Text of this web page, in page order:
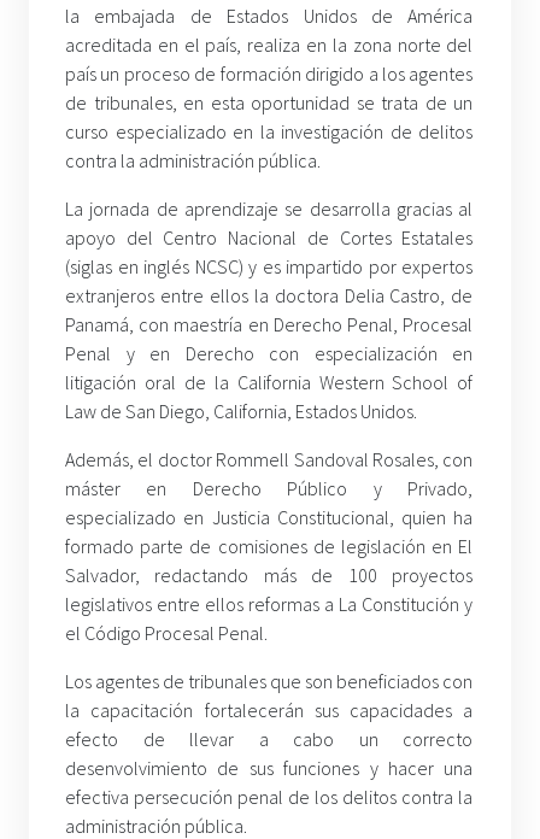
la embajada de Estados Unidos de América
acreditada en el país, realiza en la zona norte del
país un proceso de formación dirigido a los agentes
de tribunales, en esta oportunidad se trata de un
curso especializado en la investigación de delitos
contra la administración pública.
La jornada de aprendizaje se desarrolla gracias al
apoyo del Centro Nacional de Cortes Estatales
(siglas en inglés NCSC) y es impartido por expertos
extranjeros entre ellos la doctora Delia Castro, de
Panamá, con maestría en Derecho Penal, Procesal
Penal y en Derecho con especialización en
litigación oral de la California Western School of
Law de San Diego, California, Estados Unidos.
Además, el doctor Rommell Sandoval Rosales, con
máster en Derecho Público y Privado,
especializado en Justicia Constitucional, quien ha
formado parte de comisiones de legislación en El
Salvador, redactando más de 100 proyectos
legislativos entre ellos reformas a La Constitución y
el Código Procesal Penal.
Los agentes de tribunales que son beneficiados con
la capacitación fortalecerán sus capacidades a
efecto de llevar a cabo un correcto
desenvolvimiento de sus funciones y hacer una
efectiva persecución penal de los delitos contra la
administración pública.